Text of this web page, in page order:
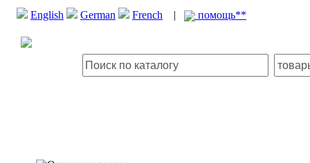
English German French | помощь**